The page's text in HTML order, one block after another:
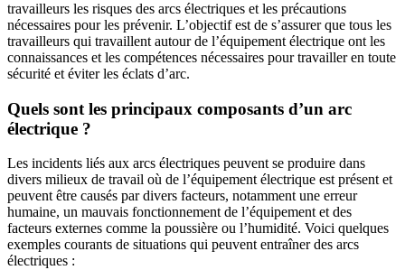
travailleurs les risques des arcs électriques et les précautions
nécessaires pour les prévenir. L’objectif est de s’assurer que tous les
travailleurs qui travaillent autour de l’équipement électrique ont les
connaissances et les compétences nécessaires pour travailler en toute
sécurité et éviter les éclats d’arc.
Quels sont les principaux composants d’un arc
électrique ?
Les incidents liés aux arcs électriques peuvent se produire dans
divers milieux de travail où de l’équipement électrique est présent et
peuvent être causés par divers facteurs, notamment une erreur
humaine, un mauvais fonctionnement de l’équipement et des
facteurs externes comme la poussière ou l’humidité. Voici quelques
exemples courants de situations qui peuvent entraîner des arcs
électriques :